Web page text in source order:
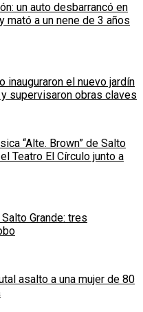
un auto desbarrancó en
mató a un nene de 3 años
inauguraron el nuevo jardín
supervisaron obras claves
“Alte. Brown” de Salto
Teatro El Círculo junto a
Grande: tres
asalto a una mujer de 80